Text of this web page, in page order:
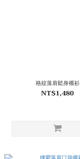
格紋落肩鬆身襯衫
NT$1,480